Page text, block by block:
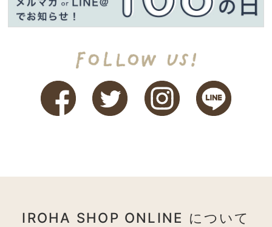
IROHA SHOP ONLINE について